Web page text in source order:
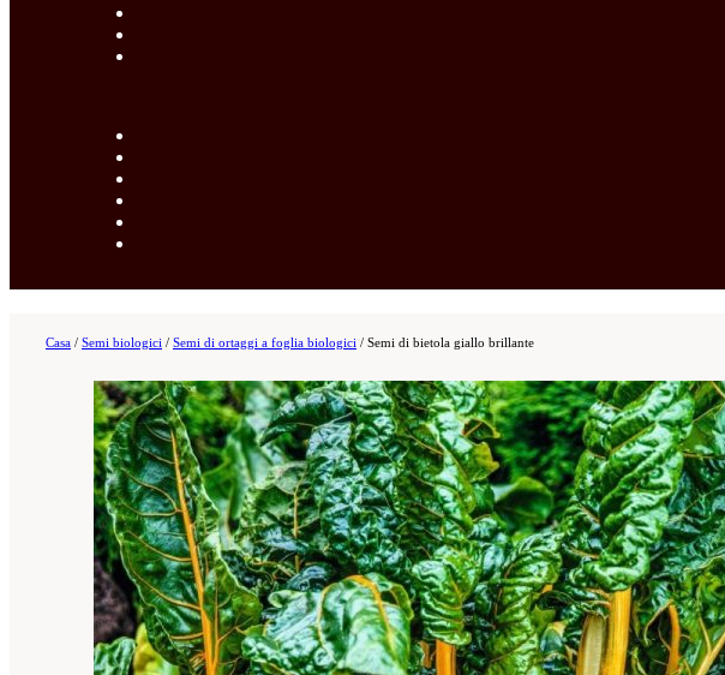
Casa / Semi biologici / Semi di ortaggi a foglia biologici / Semi di bietola giallo brillante